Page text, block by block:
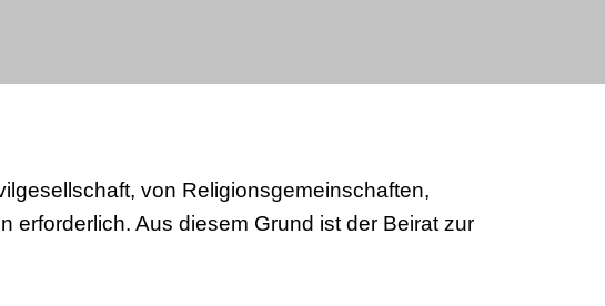
von Religionsgemeinschaften,
erforderlich. Aus diesem Grund ist der Beirat zur